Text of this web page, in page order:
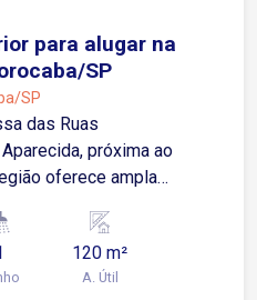
para alugar na
SP
SP
das Ruas
próxima ao
oferece ampla
restaurantes e
proporcionando
dia. Sobre o
120 m²
A. Útil